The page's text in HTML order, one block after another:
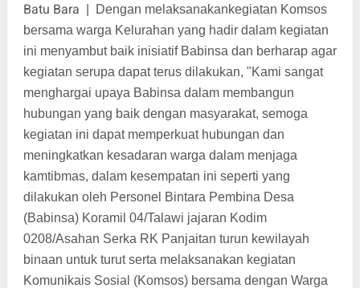
Batu Bara
Dengan melaksanakankegiatan Komsos
bersama warga Kelurahan yang hadir dalam kegiatan
ini menyambut baik inisiatif Babinsa dan berharap agar
kegiatan serupa dapat terus dilakukan, "Kami sangat
menghargai upaya Babinsa dalam membangun
hubungan yang baik dengan masyarakat, semoga
kegiatan ini dapat memperkuat hubungan dan
meningkatkan kesadaran warga dalam menjaga
kamtibmas, dalam kesempatan ini seperti yang
dilakukan oleh Personel Bintara Pembina Desa
(Babinsa) Koramil 04/Talawi jajaran Kodim
0208/Asahan Serka RK Panjaitan turun kewilayah
binaan untuk turut serta melaksanakan kegiatan
Komunikais Sosial (Komsos) bersama dengan Warga